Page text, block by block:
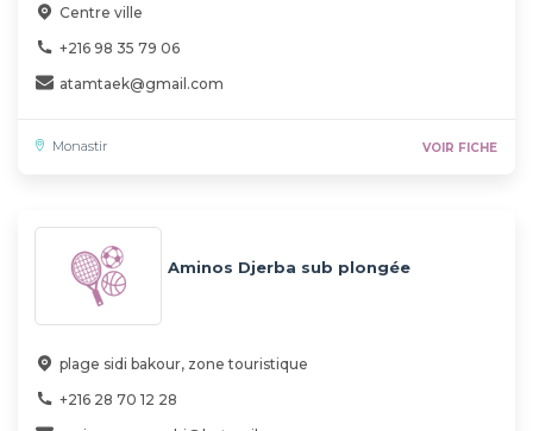
Centre ville
+216 98 35 79 06
atamtaek@gmail.com
Monastir VOIR FICHE
Aminos Djerba sub plongée
plage sidi bakour, zone touristique
+216 28 70 12 28